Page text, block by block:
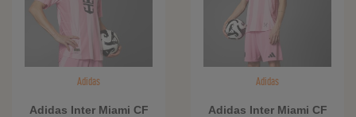
Adidas
Adidas Inter Miami CF
Adidas
Adidas Inter Miami CF